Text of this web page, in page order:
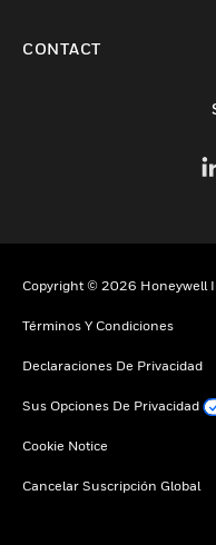
CONTACT
Copyright © 2026 Honeywell
Términos Y Condiciones
Declaraciones De Privacidad
Sus Opciones De Privacidad
Cookie Notice
Cancelar Suscripción Global